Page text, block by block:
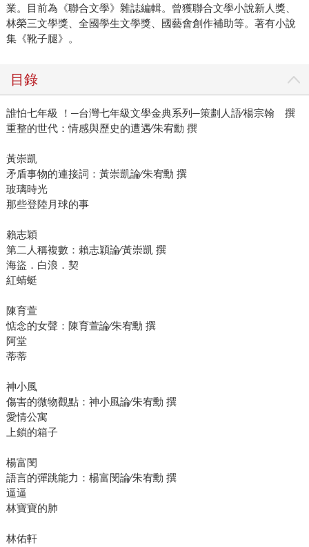
業。目前為《聯合文學》雜誌編輯。曾獲聯合文學小說新人獎、
林榮三文學獎、全國學生文學獎、國藝會創作補助等。著有小說
集《靴子腿》。
目錄
誰怕七年級 ！─台灣七年級文學金典系列─策劃人語∕楊宗翰 撰
重整的世代：情感與歷史的遭遇∕朱宥勳 撰
黃崇凱
矛盾事物的連接詞：黃崇凱論∕朱宥勳 撰
玻璃時光
那些登陸月球的事
賴志穎
第二人稱複數：賴志穎論∕黃崇凱 撰
海盜．白浪．契
紅蜻蜓
陳育萱
惦念的女聲：陳育萱論∕朱宥勳 撰
阿堂
蒂蒂
神小風
傷害的微物觀點：神小風論∕朱宥勳 撰
愛情公寓
上鎖的箱子
楊富閔
語言的彈跳能力：楊富閔論∕朱宥勳 撰
逼逼
林寶寶的肺
林佑軒